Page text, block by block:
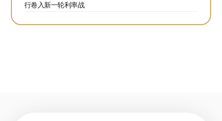
行卷入新一轮利率战